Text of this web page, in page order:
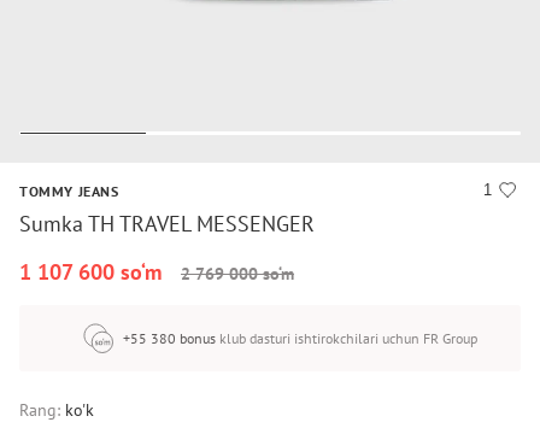
1
TOMMY JEANS
Sumka TH TRAVEL MESSENGER
1 107 600 so‘m
2 769 000 so‘m
+55 380 bonus klub dasturi ishtirokchilari uchun FR Group
Rang: ko'k